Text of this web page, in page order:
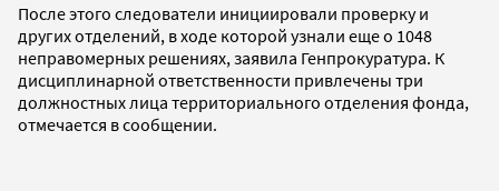
После этого следователи инициировали проверку и
других отделений, в ходе которой узнали еще о 1048
неправомерных решениях, заявила Генпрокуратура. К
дисциплинарной ответственности привлечены три
должностных лица территориального отделения фонда,
отмечается в сообщении.